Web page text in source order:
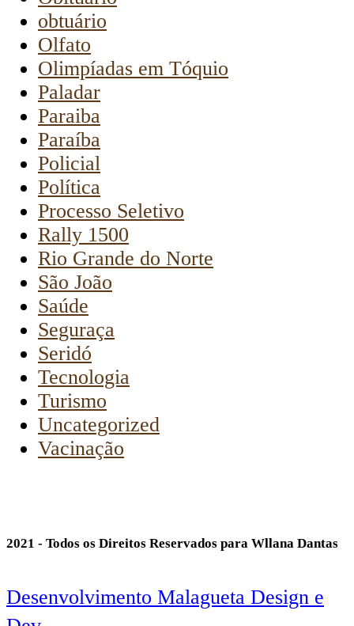
obtuário
Olfato
Olimpíadas em Tóquio
Paladar
Paraiba
Paraíba
Policial
Política
Processo Seletivo
Rally 1500
Rio Grande do Norte
São João
Saúde
Seguraça
Seridó
Tecnologia
Turismo
Uncategorized
Vacinação
2021 - Todos os Direitos Reservados para Wllana Dantas
Desenvolvimento Malagueta Design e